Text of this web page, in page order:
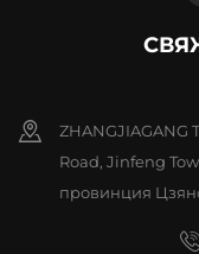
ZHANGJIAGANG
Road, Jinfeng
провинция